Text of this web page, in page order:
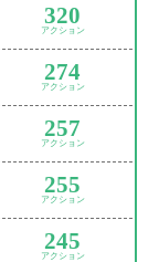
320
アクション
274
アクション
257
アクション
255
アクション
245
アクション